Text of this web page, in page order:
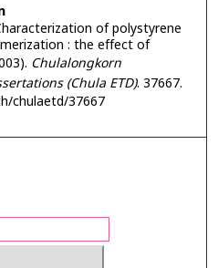
of polystyrene
: the effect of
Chulalongkorn
(Chula ETD). 37667.
chulaetd/37667